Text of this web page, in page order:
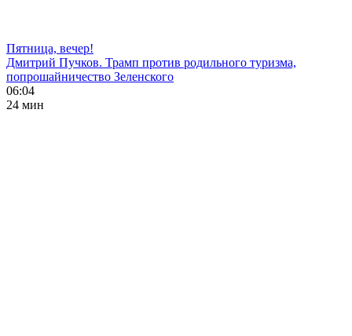
Пятница, вечер!
Дмитрий Пучков. Трамп против родильного туризма,
попрошайничество Зеленского
06:04
24 мин